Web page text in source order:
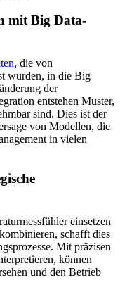
mit Big Data-
, die von
wurden, in die Big
der
entstehen Muster,
sind. Dies ist der
von Modellen, die
in vielen
einsetzen
schafft dies
Mit präzisen
können
und den Betrieb